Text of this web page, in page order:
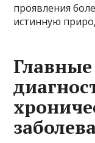
проявления
истинную